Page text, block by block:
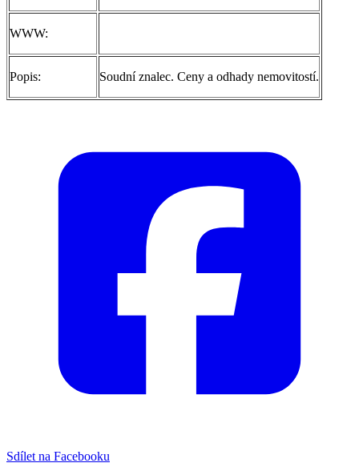
WWW:
Popis: Soudní znalec. Ceny a odhady nemovitostí.
Sdílet na Facebooku